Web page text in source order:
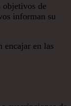
objetivos de
informan su
encajar en las